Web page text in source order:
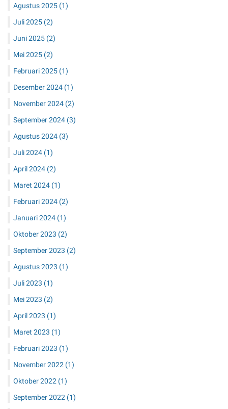
Agustus 2025 (1)
Juli 2025 (2)
Juni 2025 (2)
Mei 2025 (2)
Februari 2025 (1)
Desember 2024 (1)
November 2024 (2)
September 2024 (3)
Agustus 2024 (3)
Juli 2024 (1)
April 2024 (2)
Maret 2024 (1)
Februari 2024 (2)
Januari 2024 (1)
Oktober 2023 (2)
September 2023 (2)
Agustus 2023 (1)
Juli 2023 (1)
Mei 2023 (2)
April 2023 (1)
Maret 2023 (1)
Februari 2023 (1)
November 2022 (1)
Oktober 2022 (1)
September 2022 (1)